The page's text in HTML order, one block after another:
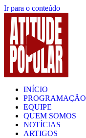
Ir para o conteúdo
INÍCIO
PROGRAMAÇÃO
EQUIPE
QUEM SOMOS
NOTÍCIAS
ARTIGOS